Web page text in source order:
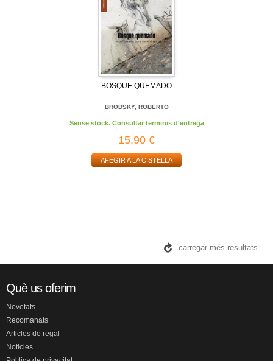
BOSQUE QUEMADO
BRODSKY, ROBERTO
Sense stock. Consultar terminis d'entrega
15,90 €
AFEGIR A LA CISTELLA
carregar més resultats
Què us oferim
Novetats
Recomanats
Articles de regal
Noticies